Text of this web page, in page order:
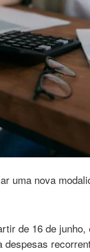
uma nova
de 16 de
despesas